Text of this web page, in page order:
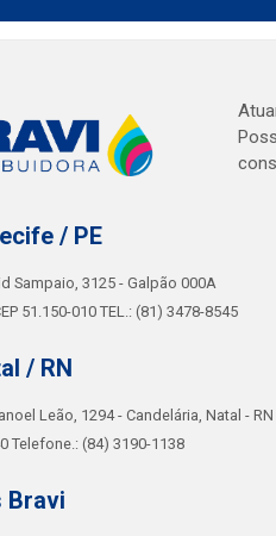
/ PE
Sampaio, 3125 - Galpão 000A
51.150-010 TEL.: (81) 3478-8545
/ RN
Leão, 1294 - Candelária, Natal - RN
Telefone.: (84) 3190-1138
Bravi